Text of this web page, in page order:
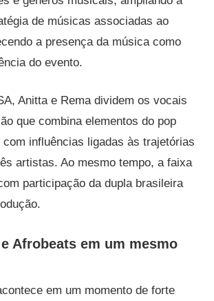
de músicas associadas ao
a presença da música como
do evento.
Anitta e Rema dividem os vocais
que combina elementos do pop
com influências ligadas às trajetórias
artistas. Ao mesmo tempo, a faixa
participação da dupla brasileira
Afrobeats em um mesmo
em um momento de forte